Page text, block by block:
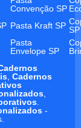
Convenção SP
Pasta Kraft SP SP
Pasta
Envelope SP
, Cadernos
,
.
-